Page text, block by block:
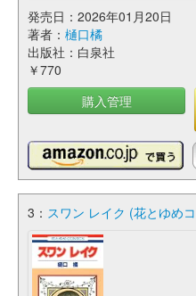
発売日：2026年01月20日
著者： 樋口橘
出版社：白泉社
￥770
購入管理
3： スワン レイク (花とゆめ